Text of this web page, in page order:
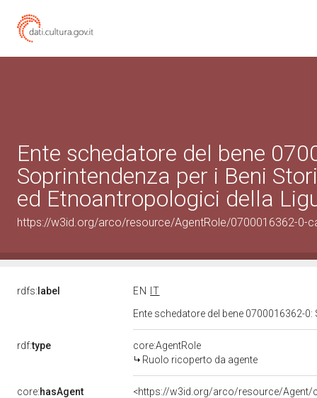
Ente schedatore del bene
Soprintendenza per i Beni
ed Etnoantropologici della
https://w3id.org/arco/resource/AgentRole/0700016362-0-
rdfs: label EN
IT
Ente schedatore del bene 0700016362-
rdf:type
core:AgentRole
Ruolo ricoperto da agente
core:hasAgent
<https://w3id.org/arco/resource/Agent/